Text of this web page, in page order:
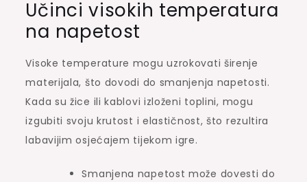
Učinci visokih temperatura
na napetost
Visoke temperature mogu uzrokovati širenje
materijala, što dovodi do smanjenja napetosti.
Kada su žice ili kablovi izloženi toplini, mogu
izgubiti svoju krutost i elastičnost, što rezultira
labavijim osjećajem tijekom igre.
Smanjena napetost može dovesti do